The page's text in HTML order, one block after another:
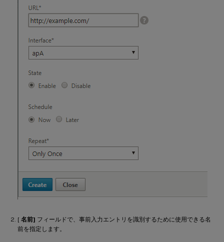
[ 名前] フィールドで、事前入力エントリを識別するために使用できる名
前を指定します。